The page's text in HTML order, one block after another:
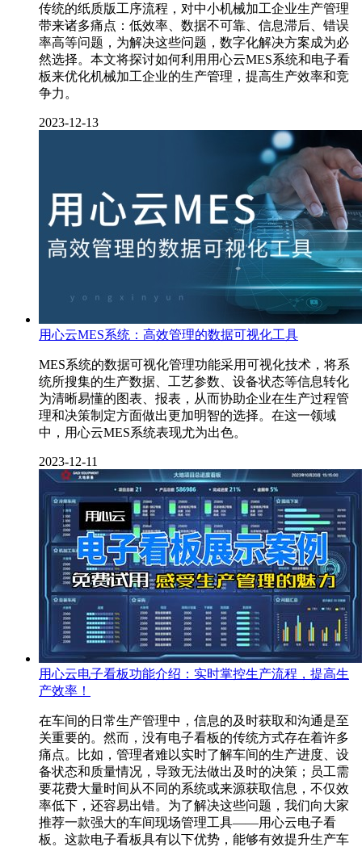
传统的纸质版工序流程，对中小机械加工企业生产管理
带来诸多痛点：低效率、数据不可靠、信息滞后、错误
率高等问题，为解决这些问题，数字化解决方案成为必
然选择。本文将探讨如何利用用心云MES系统和电子看
板来优化机械加工企业的生产管理，提高生产效率和竞
争力。
2023-12-13
用心云MES系统：高效管理的数据可视化工具
MES系统的数据可视化管理功能采用可视化技术，将系
统所搜集的生产数据、工艺参数、设备状态等信息转化
为清晰易懂的图表、报表，从而协助企业在生产过程管
理和决策制定方面做出更加明智的选择。在这一领域
中，用心云MES系统表现尤为出色。
2023-12-11
用心云电子看板功能介绍：实时掌控生产流程，提高生
产效率！
在车间的日常生产管理中，信息的及时获取和沟通是至
关重要的。然而，没有电子看板的传统方式存在着许多
痛点。比如，管理者难以实时了解车间的生产进度、设
备状态和质量情况，导致无法做出及时的决策；员工需
要花费大量时间从不同的系统或来源获取信息，不仅效
率低下，还容易出错。为了解决这些问题，我们向大家
推荐一款强大的车间现场管理工具——用心云电子看
板。这款电子看板具有以下优势，能够有效提升生产车